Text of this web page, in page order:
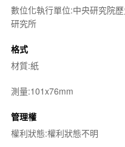
數位化執行單位:中央研究院
研究所
格式
材質:紙
測量:101x76mm
管理權
權利狀態:權利狀態不明